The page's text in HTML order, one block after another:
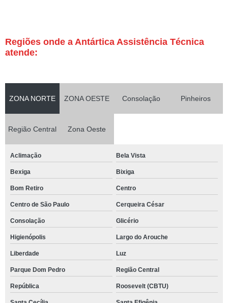
Regiões onde a Antártica Assistência Técnica
atende:
ZONA NORTE ZONA OESTE Consolação Pinheiros
Região Central Zona Oeste
Aclimação Bela Vista
Bexiga Bixiga
Bom Retiro Centro
Centro de São Paulo Cerqueira César
Consolação Glicério
Higienópolis Largo do Arouche
Liberdade Luz
Parque Dom Pedro Região Central
República Roosevelt (CBTU)